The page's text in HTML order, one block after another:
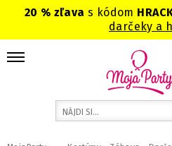
20 % zľavas kódom
darčeky a